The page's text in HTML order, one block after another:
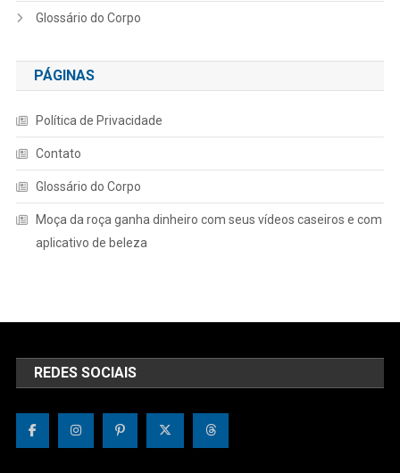
Glossário do Corpo
PÁGINAS
Política de Privacidade
Contato
Glossário do Corpo
Moça da roça ganha dinheiro com seus vídeos caseiros e com
aplicativo de beleza
REDES SOCIAIS